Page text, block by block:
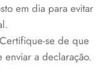
em dia para evitar
Certifique-se de que
enviar a declaração.